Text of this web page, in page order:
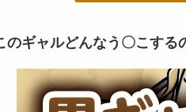
のギャルどんなう〇こする